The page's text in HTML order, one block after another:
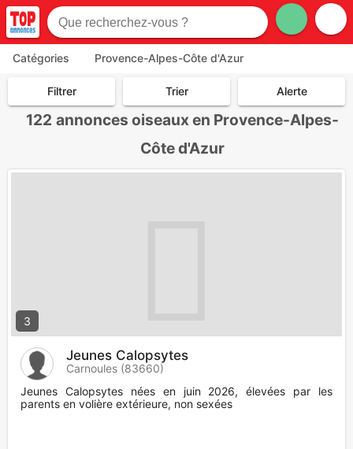
Catégories Provence-Alpes-Côte d'Azur
Filtrer Trier Alerte
122 annonces oiseaux en Provence-Alpes-
Côte d'Azur
3
Jeunes Calopsytes
Carnoules (83660)
Jeunes Calopsytes nées en juin 2026, élevées par les
parents en volière extérieure, non sexées